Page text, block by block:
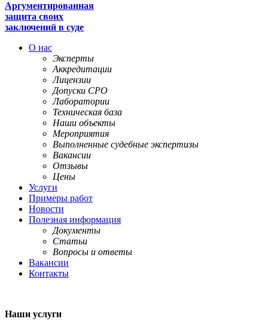
Аргументированная
защита своих
заключений в суде
О нас
Эксперты
Аккредитации
Лицензии
Допуски СРО
Лаборатории
Техническая база
Наши объекты
Мероприятия
Выполненные судебные экспертизы
Вакансии
Отзывы
Цены
Услуги
Примеры работ
Новости
Полезная информация
Документы
Статьи
Вопросы и ответы
Вакансии
Контакты
Наши услуги